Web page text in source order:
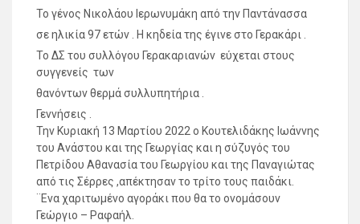
Το γένος Νικολάου Ιερωνυμάκη από την Παντάνασσα
σε ηλικία 97 ετών . Η κηδεία της έγινε στο Γερακάρι .
Το ΔΣ του συλλόγου Γερακαριανών εύχεται στους
συγγενείς των
θανόντων θερμά συλλυπητήρια .
Γεννήσεις .
Την Κυριακή 13 Μαρτίου 2022 ο Κουτελιδάκης Ιωάννης
του Ανάστου και της Γεωργίας και η σύζυγός του
Πετρίδου Αθανασία του Γεωργίου και της Παναγιώτας
από τις Σέρρες ,απέκτησαν το τρίτο τους παιδάκι.
¨Ενα χαριτωμένο αγοράκι που θα το ονομάσουν
Γεώργιο – Ραφαήλ.